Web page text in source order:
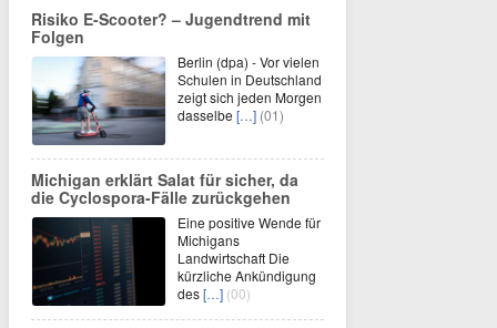
Risiko E-Scooter? – Jugendtrend mit
Folgen
Berlin (dpa) - Vor vielen
Schulen in Deutschland
zeigt sich jeden Morgen
dasselbe […] (01)
Michigan erklärt Salat für sicher, da
die Cyclospora-Fälle zurückgehen
Eine positive Wende für
Michigans
Landwirtschaft Die
kürzliche Ankündigung
des[…] (00)